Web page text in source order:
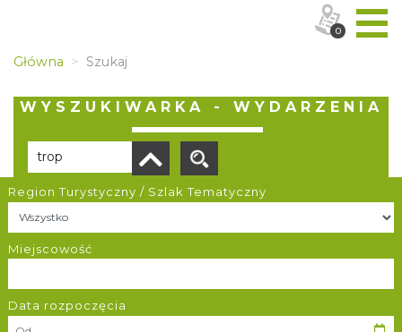
Główna Szukaj
WYSZUKIWARKA - WYDARZENIA
Region Turystyczny / Szlak Tematyczny
Miejscowość
Data rozpoczęcia
Liczba elementów:
0